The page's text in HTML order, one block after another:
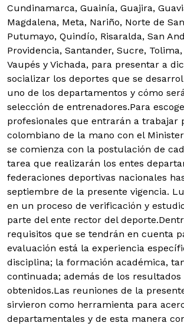
Cundinamarca, Guainía, Guajira,
Magdalena, Meta, Nariño, Norte de
Putumayo, Quindío, Risaralda, San
Providencia, Santander, Sucre,
Vaupés y Vichada, para presentar a
socializar los deportes que se
uno de los departamentos y cómo
selección de entrenadores.Para
profesionales que entrarán a trabajar
colombiano de la mano con el
se comienza con la postulación de
tarea que realizarán los entes
federaciones deportivas nacionales
septiembre de la presente vigencia.
en un proceso de verificación y
parte del ente rector del deporte.
requisitos que se tendrán en cuenta
evaluación está la experiencia
disciplina; la formación académica,
continuada; además de los resultados
obtenidos.Las reuniones de la
sirvieron como herramienta para
departamentales y de esta manera